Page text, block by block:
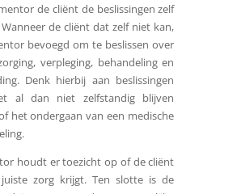
de cliënt de beslissingen zelf
de cliënt dat zelf niet kan,
bevoegd om te beslissen over
verpleging, behandeling en
Denk hierbij aan beslissingen
al dan niet zelfstandig blijven
het ondergaan van een medische
houdt er toezicht op of de cliënt
zorg krijgt. Ten slotte is de